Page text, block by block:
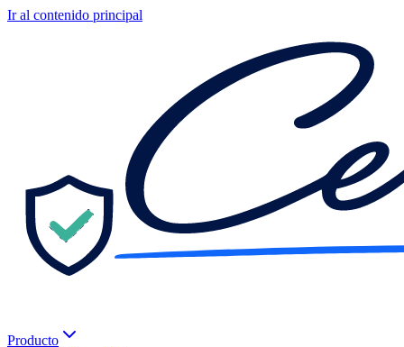
Ir al contenido principal
Producto